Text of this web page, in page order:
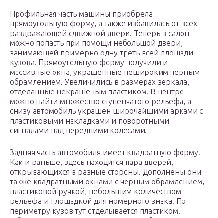
Профильная часть машины приобрела
прямоугольную форму, а также избавилась от всех
раздражающей сдвижной двери. Теперь в салон
можно попасть при помощи небольшой двери,
занимающей примерно одну треть всей площади
кузова. Прямоугольную форму получили и
массивные окна, украшенные нешироким черным
обрамлением. Увеличились в размерах зеркала,
отделанные некрашеным пластиком. В центре
можно найти множество ступенчатого рельефа, а
снизу автомобиль украшен широчайшими арками с
пластиковыми накладками и поворотными
сигналами над передними колесами.
Задняя часть автомобиля имеет квадратную форму.
Как и раньше, здесь находится пара дверей,
открывающихся в разные стороны. Дополнены они
также квадратными окнами с черным обрамлением,
пластиковой ручкой, небольшим количеством
рельефа и площадкой для номерного знака. По
периметру кузов тут отделывается пластиком.